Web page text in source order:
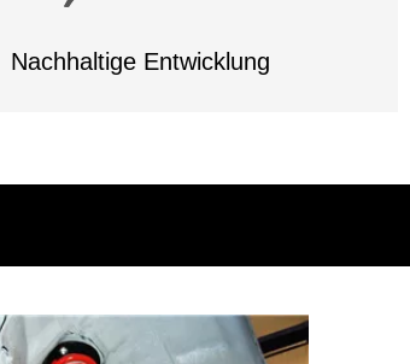
Nachhaltige Entwicklung